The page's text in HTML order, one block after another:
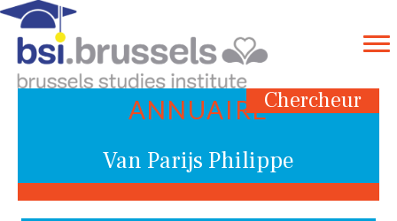
Chercheur
ANNUAIRE
Van Parijs Philippe